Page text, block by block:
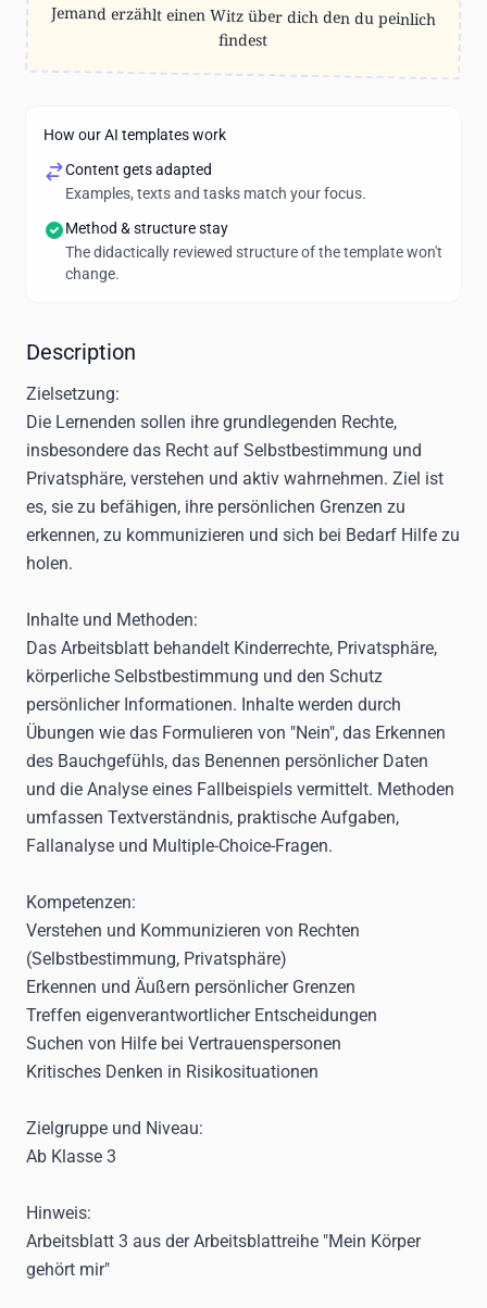
Jemand erzählt einen Witz über dich den du peinlich
findest
How our AI templates work
Content gets adapted
Examples, texts and tasks match your focus.
Method & structure stay
The didactically reviewed structure of the template won't
change.
Description
Zielsetzung:
Die Lernenden sollen ihre grundlegenden Rechte,
insbesondere das Recht auf Selbstbestimmung und
Privatsphäre, verstehen und aktiv wahrnehmen. Ziel ist
es, sie zu befähigen, ihre persönlichen Grenzen zu
erkennen, zu kommunizieren und sich bei Bedarf Hilfe zu
holen.
Inhalte und Methoden:
Das Arbeitsblatt behandelt Kinderrechte, Privatsphäre,
körperliche Selbstbestimmung und den Schutz
persönlicher Informationen. Inhalte werden durch
Übungen wie das Formulieren von "Nein", das Erkennen
des Bauchgefühls, das Benennen persönlicher Daten
und die Analyse eines Fallbeispiels vermittelt. Methoden
umfassen Textverständnis, praktische Aufgaben,
Fallanalyse und Multiple-Choice-Fragen.
Kompetenzen:
Verstehen und Kommunizieren von Rechten
(Selbstbestimmung, Privatsphäre)
Erkennen und Äußern persönlicher Grenzen
Treffen eigenverantwortlicher Entscheidungen
Suchen von Hilfe bei Vertrauenspersonen
Kritisches Denken in Risikosituationen
Zielgruppe und Niveau:
Ab Klasse 3
Hinweis:
Arbeitsblatt 3 aus der Arbeitsblattreihe "Mein Körper
gehört mir"